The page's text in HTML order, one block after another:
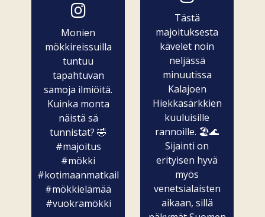
Monien
mökkireissuilla
tuntuu
tapahtuvan
samoja ilmiöitä.
Kuinka monta
näistä sä
tunnistat? 🤣
#majoitus
#mökki
#kotimaanmatkailu
#mökkielämää
#vuokramökki
Tästä
majoituksesta
kävelet noin
neljässä
minuutissa
Kalajoen
Hiekkasärkkien
kuuluisille
rannoille. 🏖️🌊
Sijainti on
erityisen hyvä
myös
venetsialaisten
aikaan, sillä